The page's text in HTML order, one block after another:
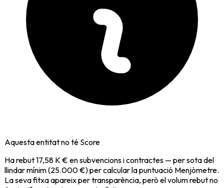
Aquesta entitat no té Score
Ha rebut17,58 K € en subvencions i contractes — per sota del
llindar mínim (25.000 €) per calcular la puntuació Menjòmetre.
La seva fitxa apareix per transparència, però el volum rebut no